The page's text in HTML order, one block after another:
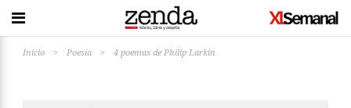
Inicio > Poesía > 4 poemas de Philip Larkin